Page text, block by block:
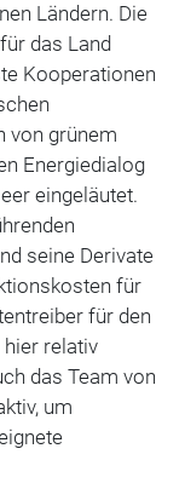
Ländern. Die
das Land
Kooperationen
von grünem
Energiedialog
eingeläutet.
seine Derivate
für
für den
relativ
das Team von
um